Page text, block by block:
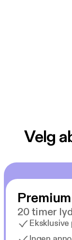
Velg
Premium
20 timer